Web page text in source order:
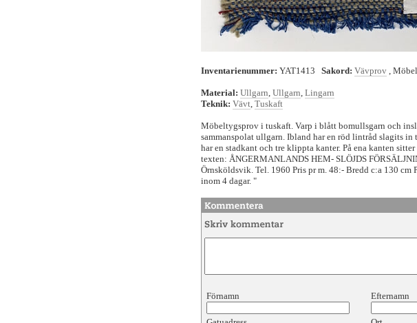
Inventarienummer: YAT1413 Sakord: Vävprov ,
Material: Ullgarn, Ullgarn, Lingarn
Teknik: Vävt, Tuskaft
Möbeltygsprov i tuskaft. Varp i blått bomullsgarn och
sammanspolat ullgarn. Ibland har en röd lintråd slagits in
har en stadkant och tre klippta kanter. På ena kanten
texten: ÅNGERMANLANDS HEM- SLÖJDS
Örnsköldsvik. Tel. 1960 Pris pr m. 48:- Bredd c:a 130 cm
inom 4 dagar. "
Förnamn Efternamn